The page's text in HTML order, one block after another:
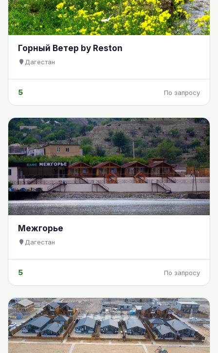
Горный Ветер by Reston
Дагестан
5 По запросу
Межгорье
Дагестан
5 По запросу